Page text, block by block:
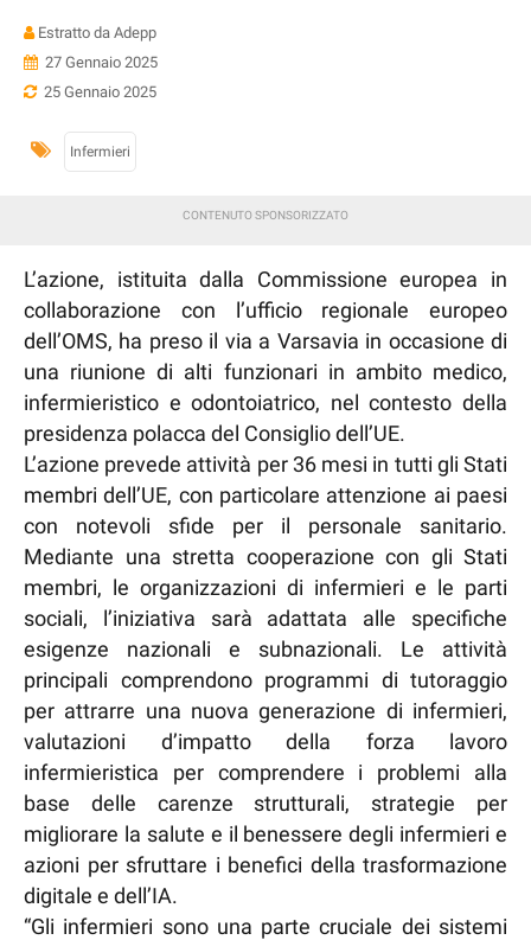
Estratto da Adepp
27 Gennaio 2025
25 Gennaio 2025
Infermieri
L’azione, istituita dalla Commissione europea in
collaborazione con l’ufficio regionale europeo
dell’OMS, ha preso il via a Varsavia in occasione di
una riunione di alti funzionari in ambito medico,
infermieristico e odontoiatrico, nel contesto della
presidenza polacca del Consiglio dell’UE.
L’azione prevede attività per 36 mesi in tutti gli Stati
membri dell’UE, con particolare attenzione ai paesi
con notevoli sfide per il personale sanitario.
Mediante una stretta cooperazione con gli Stati
membri, le organizzazioni di infermieri e le parti
sociali, l’iniziativa sarà adattata alle specifiche
esigenze nazionali e subnazionali. Le attività
principali comprendono programmi di tutoraggio
per attrarre una nuova generazione di infermieri,
valutazioni d’impatto della forza lavoro
infermieristica per comprendere i problemi alla
base delle carenze strutturali, strategie per
migliorare la salute e il benessere degli infermieri e
azioni per sfruttare i benefici della trasformazione
digitale e dell’IA.
“Gli infermieri sono una parte cruciale dei sistemi